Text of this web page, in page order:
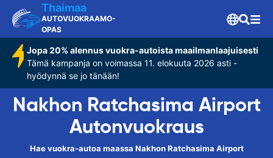
Thaimaa
AUTOVUOKRAAMO-
OPAS
Jopa 20% alennus vuokra-autoista maailmanlaajuisesti
Tämä kampanja on voimassa 11. elokuuta 2026 asti -
hyödynnä se jo tänään!
Nakhon Ratchasima Airport
Autonvuokraus
Hae vuokra-autoa maassa Nakhon Ratchasima Airport